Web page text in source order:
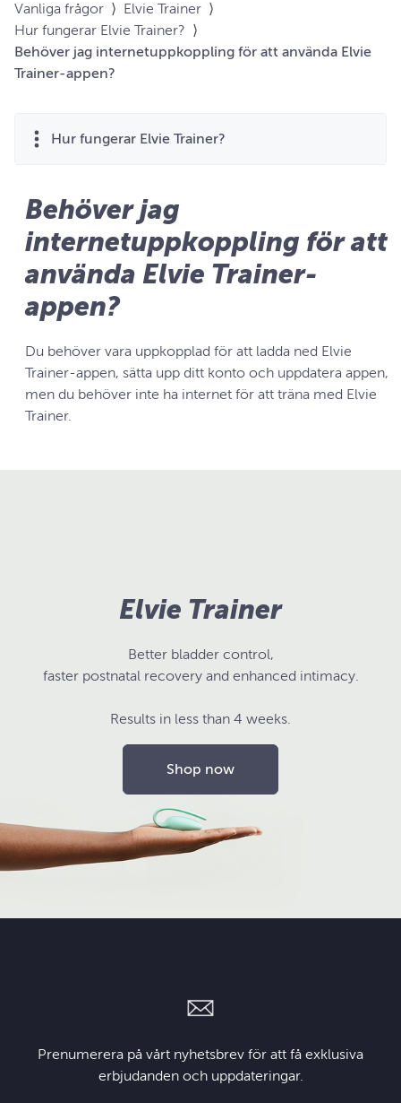
Vanliga frågor ⟩ Elvie Trainer ⟩
Hur fungerar Elvie Trainer? ⟩
Behöver jag internetuppkoppling för att använda Elvie
Trainer-appen?
Hur fungerar Elvie Trainer?
Behöver jag
internetuppkoppling för att
använda Elvie Trainer-
appen?
Du behöver vara uppkopplad för att ladda ned Elvie
Trainer-appen, sätta upp ditt konto och uppdatera appen,
men du behöver inte ha internet för att träna med Elvie
Trainer.
Elvie Trainer
Better bladder control,
faster postnatal recovery and enhanced intimacy.
Results in less than 4 weeks.
Shop now
Prenumerera på vårt nyhetsbrev för att få exklusiva
erbjudanden och uppdateringar.